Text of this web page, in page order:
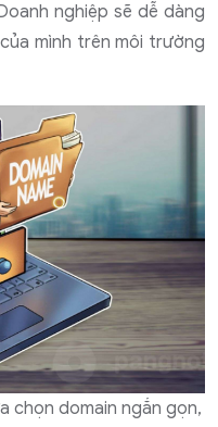
nghiệp sẽ dễ dàng
mình trên môi trường
chọn domain ngắn gọn,